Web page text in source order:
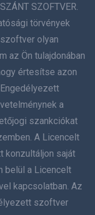
SZOFTVER.
törvények
olyan
az Ön tulajdonában
értesítse azon
a
szankciókat
A Licencelt
konzultáljon saját
belül a Licencelt
kapcsolatban. Az
szoftver